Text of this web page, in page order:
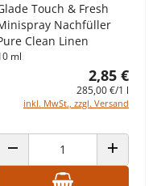
Touch & Fresh
Nachfüller
Clean Linen
ml
2,85 €
285,00 €/1 l
inkl. MwSt., zzgl. Versand
ANZAHL VERRINGERN ANZAHL